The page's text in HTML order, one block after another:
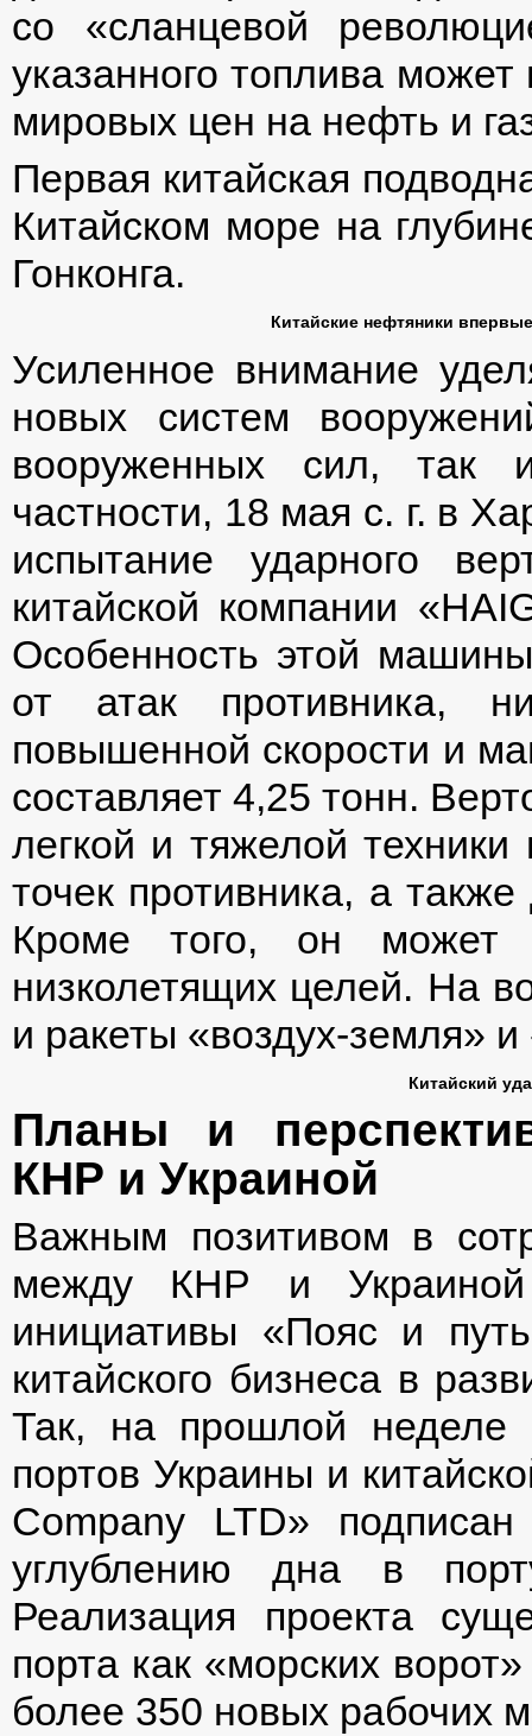
со «сланцевой
указанного топлива
мировых цен на нефть и
Первая китайская
Китайском море на
Гонконга.
Китайские нефтяники
Усиленное внимание
новых систем
вооруженных сил, так
частности, 18 мая с. г. в
испытание ударного
китайской компании
Особенность этой
от атак противника,
повышенной скорости и
составляет 4,25 тонн.
легкой и тяжелой
точек противника, а
Кроме того, он может
низколетящих целей. На
и ракеты «воздух-земля» и
Китайский
Планы и
КНР и Украиной
Важным позитивом в
между КНР и
инициативы «Пояс и
китайского бизнеса в
Так, на прошлой неделе
портов Украины и
Company LTD»
углублению дна в
Реализация проекта
порта как «морских
более 350 новых рабочих